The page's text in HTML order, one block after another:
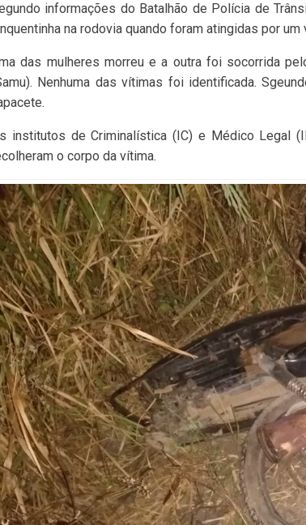
informações do Batalhão de Polícia de
na rodovia quando foram atingidas por
das mulheres morreu e a outra foi socorrida
Nenhuma das vítimas foi identificada.
institutos de Criminalística (IC) e Médico Legal
o corpo da vítima.